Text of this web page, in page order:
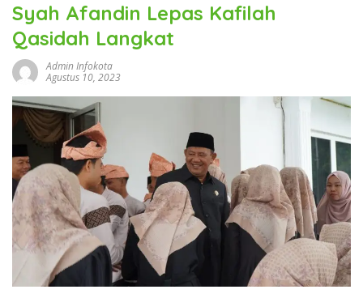
Syah Afandin Lepas Kafilah
Qasidah Langkat
Admin Infokota
Agustus 10, 2023